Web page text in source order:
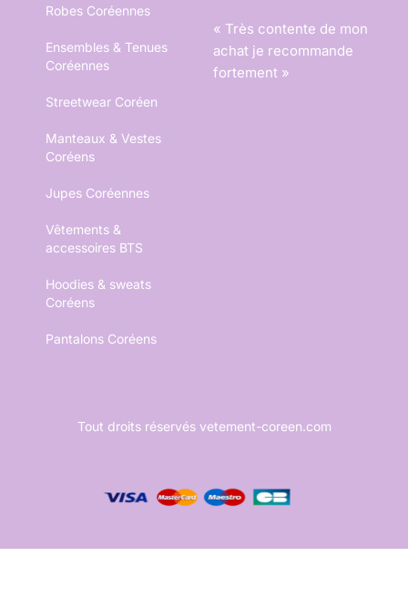
Robes Coréennes
Ensembles & Tenues
Coréennes
Streetwear Coréen
Manteaux & Vestes
Coréens
Jupes Coréennes
Vêtements &
accessoires BTS
Hoodies & sweats
Coréens
Pantalons Coréens
« Très contente de mon
achat je recommande
fortement »
Tout droits réservés vetement-coreen.com